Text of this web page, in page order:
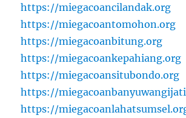
https://miegacoancilandak.org
https://miegacoantomohon.org
https://miegacoanbitung.org
https://miegacoankepahiang.org
https://miegacoansitubondo.org
https://
https://